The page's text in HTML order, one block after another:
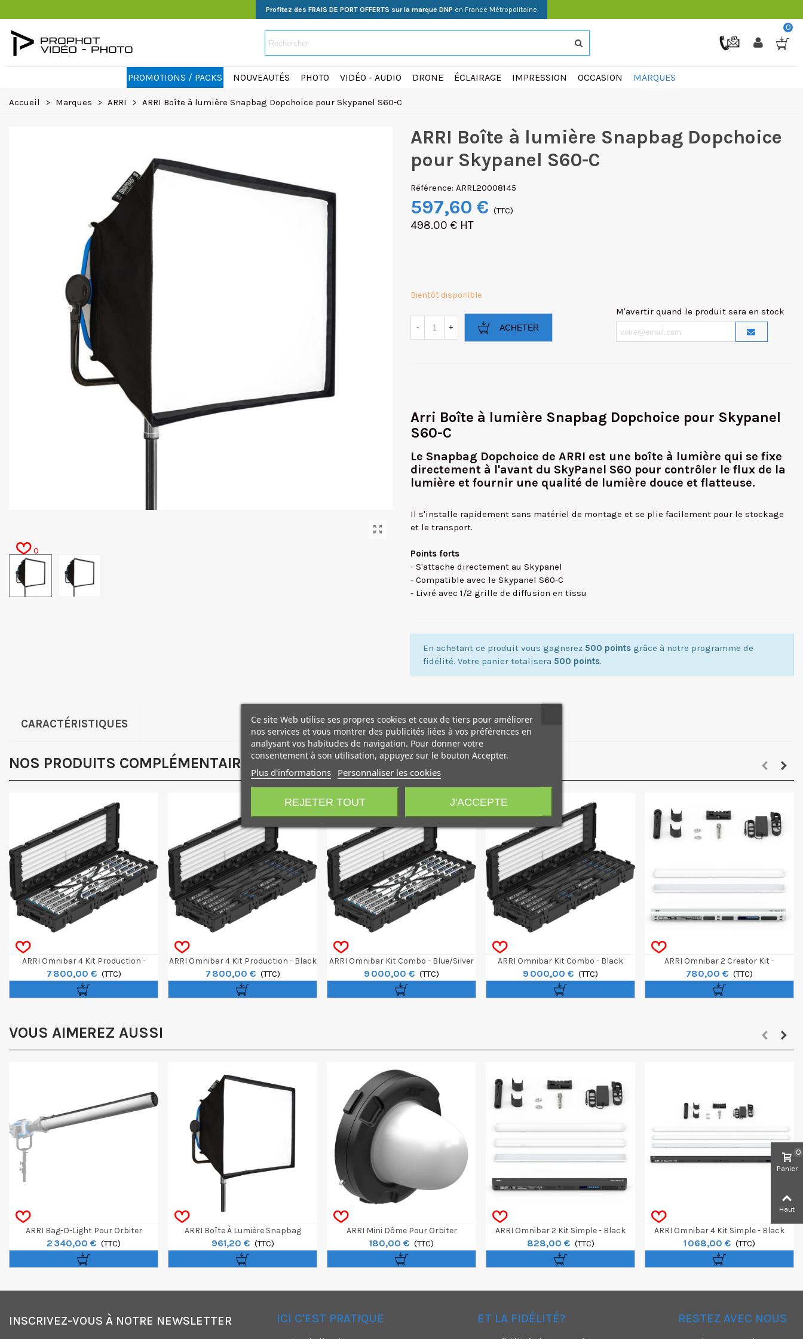
Profitez des FRAIS DE PORT OFFERTS sur la marque DNP en France Métropolitaine
0
PROMOTIONS / PACKS NOUVEAUTÉS PHOTO VIDÉO - AUDIO DRONE ÉCLAIRAGE IMPRESSION OCCASION MARQUES
Accueil > Marques > ARRI > ARRI Boîte à lumière Snapbag Dopchoice pour Skypanel S60-C
0
ARRI Boîte à lumière Snapbag Dopchoice
pour Skypanel S60-C
Référence: ARRL20008145
597,60 € (TTC)
498.00 € HT
Bientôt disponible
- + ACHETER
M'avertir quand le produit sera en stock
Arri Boîte à lumière Snapbag Dopchoice pour Skypanel
S60-C
Le Snapbag Dopchoice de ARRI est une boîte à lumière qui se fixe
directement à l'avant du SkyPanel S60 pour contrôler le flux de la
lumière et fournir une qualité de lumière douce et flatteuse.
Il s'installe rapidement sans matériel de montage et se plie facilement pour le stockage
et le transport.
Points forts
- S'attache directement au Skypanel
- Compatible avec le Skypanel S60-C
- Livré avec 1/2 grille de diffusion en tissu
En achetant ce produit vous gagnerez 500 points grâce à notre programme de
fidélité. Votre panier totalisera 500 points.
CARACTÉRISTIQUES
NOS PRODUITS COMPLÉMENTAIRES
ARRI Omnibar 4 Kit Production -
Blue/Silver
7 800,00 € (TTC)
ARRI Omnibar 4 Kit Production - Black
7 800,00 € (TTC)
ARRI Omnibar Kit Combo - Blue/Silver
9 000,00 € (TTC)
ARRI Omnibar Kit Combo - Black
9 000,00 € (TTC)
ARRI Omnibar 2 Creator Kit -
Blue/Silver
780,00 € (TTC)
VOUS AIMEREZ AUSSI
ARRI Bag-O-Light Pour Orbiter
2 340,00 € (TTC)
ARRI Boîte À Lumière Snapbag
Dopchoice Pour Skypanel S120-C
961,20 € (TTC)
ARRI Mini Dôme Pour Orbiter
180,00 € (TTC)
ARRI Omnibar 2 Kit Simple - Black
828,00 € (TTC)
ARRI Omnibar 4 Kit Simple - Black
1 068,00 € (TTC)
INSCRIVEZ-VOUS À NOTRE NEWSLETTER ICI C'EST PRATIQUE ET LA FIDÉLITÉ? RESTEZ AVEC NOUS
Ce site Web utilise ses propres cookies et ceux de tiers pour améliorer
nos services et vous montrer des publicités liées à vos préférences en
analysant vos habitudes de navigation. Pour donner votre
consentement à son utilisation, appuyez sur le bouton Accepter.
Plus d'informations Personnaliser les cookies
REJETER TOUT J'ACCEPTE
Panier
0
Haut